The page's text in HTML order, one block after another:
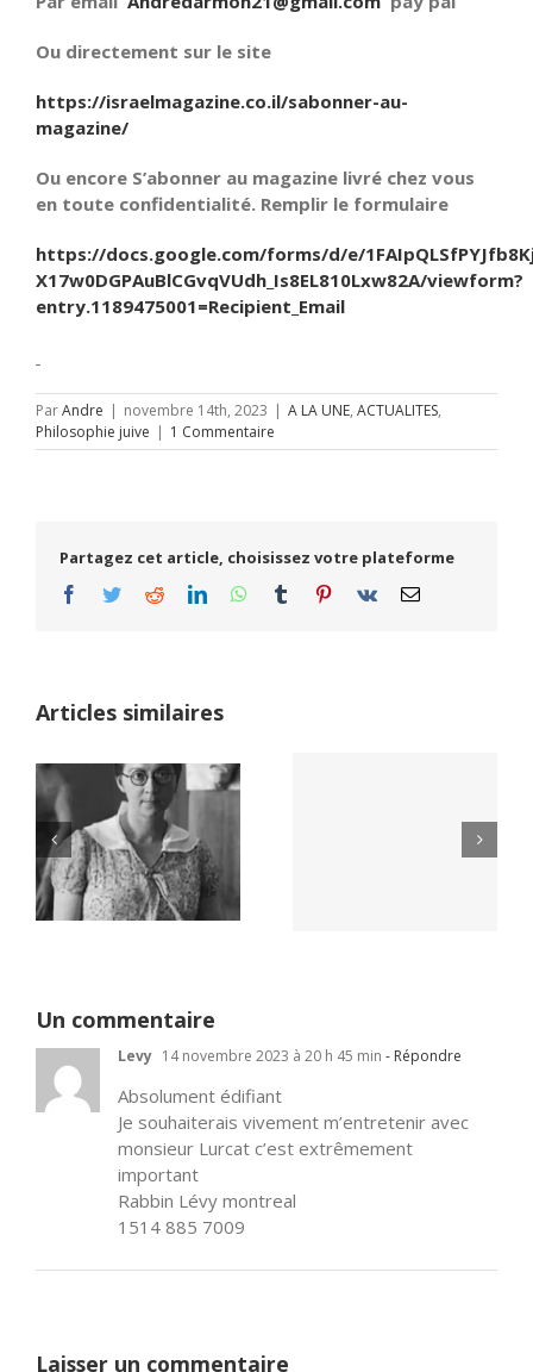
Ou directement sur le site
https://israelmagazine.co.il/sabonner-au-
magazine/
Ou encore S’abonner au magazine livré chez vous
en toute confidentialité. Remplir le formulaire
https://docs.google.com/forms/d/e/
X17w0DGPAuBlCGvqVUdh_Is8EL810Lxw82A/viewform?
entry.1189475001=Recipient_Email
ParAndre | novembre 14th, 2023 | A LA UNE, ACTUALITES,
Philosophie juive | 1 Commentaire
Partagez cet article, choisissez votre plateforme
Facebook
TwitterRedditLinkedInWhatsApp
Tumblr Pinterest
Vk Email
Articles similaires
Netflix Field of
Dreams (1989)
Yaïr Golan : une
Un commentaire
Levy 14 novembre 2023 à 20 h 45 min - Répondre
Absolument édifiant
Je souhaiterais vivement m’entretenir avec
monsieur Lurcat c’est extrêmement
important
Rabbin Lévy montreal
1514 885 7009
Laisser un commentaire